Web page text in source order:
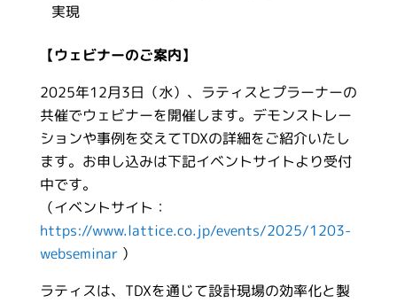
実現
【ウェビナーのご案内】
2025年12月3日（水）、ラティスとプラーナーの
共催でウェビナーを開催します。デモンストレー
ションや事例を交えてTDXの詳細をご紹介いたし
ます。お申し込みは下記イベントサイトより受付
中です。
（イベントサイト：
https://www.lattice.co.jp/events/2025/1203-
webseminar）
ラティスは、TDXを通じて設計現場の効率化と製